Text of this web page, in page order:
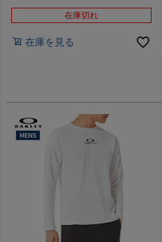
在庫切れ
在庫を見る